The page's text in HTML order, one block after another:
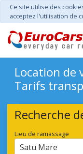
Ce site utilise des
acceptez l'utilisation de
Location de
Tarifs
Recherche
Lieu de ramassage
Satu Mare